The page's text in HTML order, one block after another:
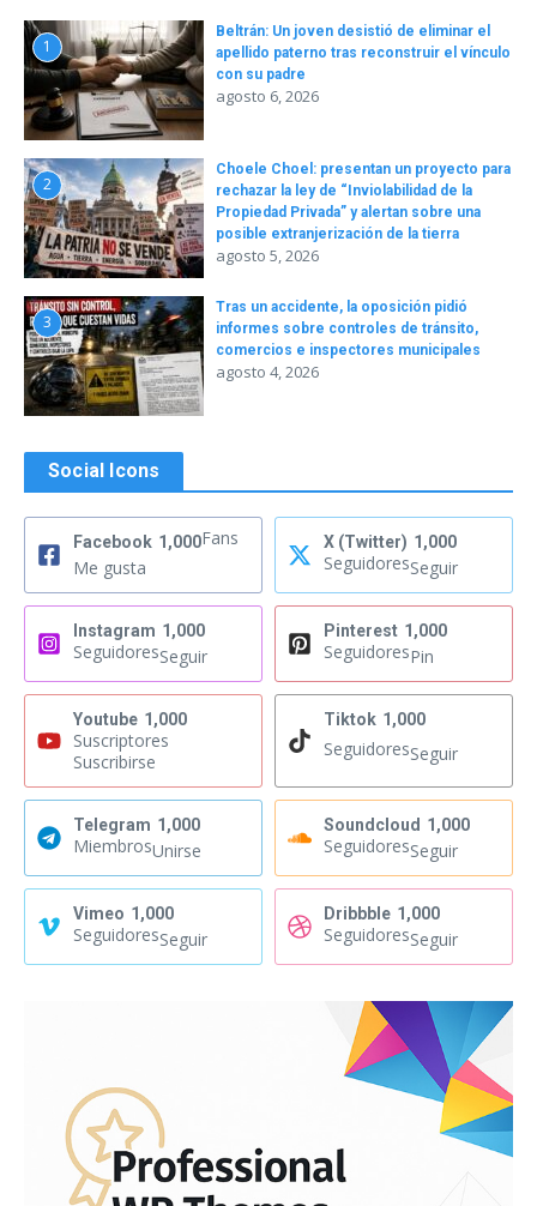
1
Beltrán: Un joven desistió de eliminar el
apellido paterno tras reconstruir el vínculo
con su padre
agosto 6, 2026
2
Choele Choel: presentan un proyecto para
rechazar la ley de “Inviolabilidad de la
Propiedad Privada” y alertan sobre una
posible extranjerización de la tierra
agosto 5, 2026
3
Tras un accidente, la oposición pidió
informes sobre controles de tránsito,
comercios e inspectores municipales
agosto 4, 2026
Social Icons
Facebook 1,000Fans
Me gusta
X (Twitter) 1,000
SeguidoresSeguir
Instagram 1,000
SeguidoresSeguir
Pinterest 1,000
SeguidoresPin
Youtube 1,000
Suscriptores
Suscribirse
Tiktok 1,000
SeguidoresSeguir
Telegram 1,000
MiembrosUnirse
Soundcloud 1,000
SeguidoresSeguir
Vimeo 1,000
SeguidoresSeguir
Dribbble 1,000
SeguidoresSeguir